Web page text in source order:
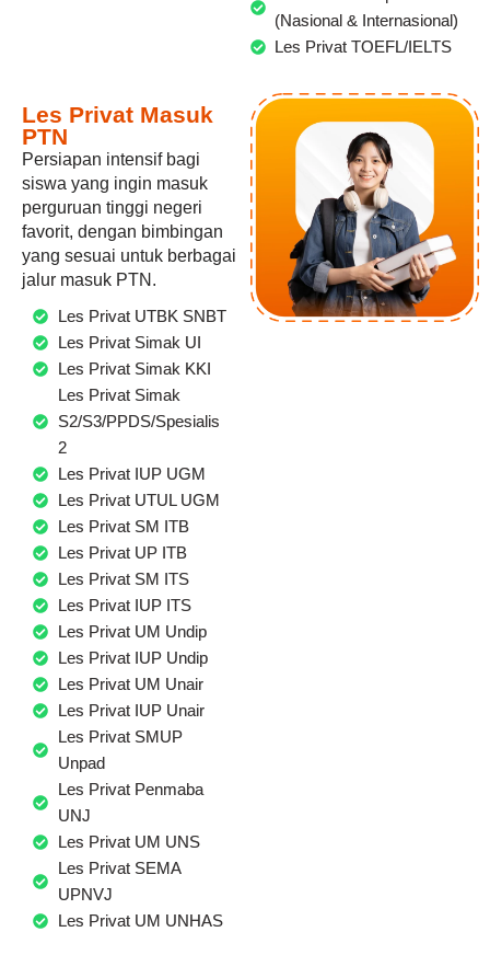
(Nasional & Internasional)
Les Privat TOEFL/IELTS
Les Privat Masuk
PTN
Persiapan intensif bagi
siswa yang ingin masuk
perguruan tinggi negeri
favorit, dengan bimbingan
yang sesuai untuk berbagai
jalur masuk PTN.
Les Privat UTBK SNBT
Les Privat Simak UI
Les Privat Simak KKI
Les Privat Simak
S2/S3/PPDS/Spesialis
2
Les Privat IUP UGM
Les Privat UTUL UGM
Les Privat SM ITB
Les Privat UP ITB
Les Privat SM ITS
Les Privat IUP ITS
Les Privat UM Undip
Les Privat IUP Undip
Les Privat UM Unair
Les Privat IUP Unair
Les Privat SMUP
Unpad
Les Privat Penmaba
UNJ
Les Privat UM UNS
Les Privat SEMA
UPNVJ
Les Privat UM UNHAS